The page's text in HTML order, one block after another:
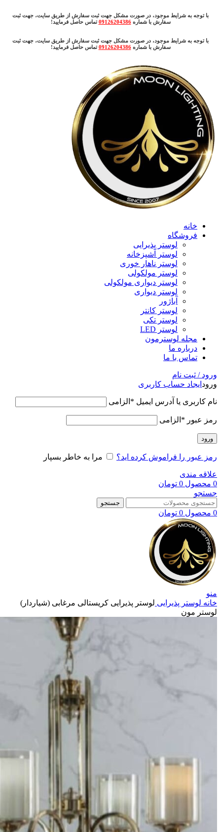
با توجه به شرایط موجود، در صورت مشکل جهت ثبت سفارش از طریق سایت، جهت ثبت
سفارش با شماره09126204386 تماس حاصل فرمایید!
با توجه به شرایط موجود، در صورت مشکل جهت ثبت سفارش از طریق سایت، جهت ثبت
سفارش با شماره09126204386 تماس حاصل فرمایید!
خانه
فروشگاه
لوستر پذیرایی
لوستر آشپزخانه
لوستر ناهار خوری
لوستر مولکولی
لوستر دیواری مولکولی
لوستر دیواری
آباژور
لوستر کانتر
لوستر تکی
لوستر LED
مجله لوسترمون
درباره ما
تماس با ما
ورود / ثبت نام
ورود ایجاد حساب کاربری
نام کاربری یا آدرس ایمیل * الزامی
رمز عبور * الزامی
ورود
رمز عبور را فراموش کرده اید؟ مرا به خاطر بسپار
علاقه مندی
0 محصول 0 تومان
جستجو
جستجو
0 محصول 0 تومان
منو
خانه لوستر پذیرایی لوستر پذیرایی کریستالی مرغابی (شیاردار)
لوستر مون